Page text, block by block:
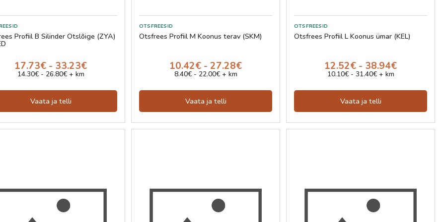
Profiil B Silinder Otslõige (ZYA)
17.73€ - 33.23€
14.30€ - 26.80€ + km
Vaata ja telli
Otsfrees Profiil M Koonus terav (SKM)
10.42€ - 27.28€
8.40€ - 22.00€ + km
Vaata ja telli
Otsfrees Profiil L Koonus ümar (KEL)
12.52€ - 38.94€
10.10€ - 31.40€ + km
Vaata ja telli